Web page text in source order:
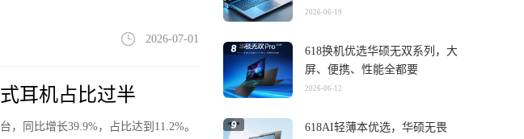
2026-07-01
耳机占比过半
，同比增长39.9%，占比达到11.2%。
2026-06-19
618换机优选华硕无双系列，大
屏、便携、性能全都要
2026-06-12
618AI轻薄本优选，华硕无畏